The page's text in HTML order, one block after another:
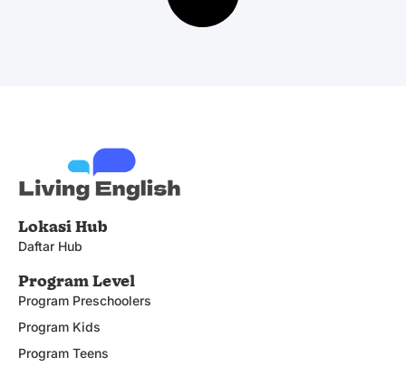
Lokasi Hub
Daftar Hub
Program Level
Program Preschoolers
Program Kids
Program Teens